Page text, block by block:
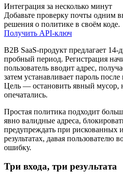
Интеграция за несколько минут
Добавьте проверку почты одним
решения о политике в своём коде.
Получить API‑ключ
B2B SaaS‑продукт предлагает
пробный период. Регистрация
пользователь вводит адрес,
затем устанавливает пароль
Цель — остановить явный мусор,
опечатались.
Простая политика подходит
явно валидные адреса,
предупреждать при рискованных
результатах, давая пользователю
ошибку.
Три входа, три результата